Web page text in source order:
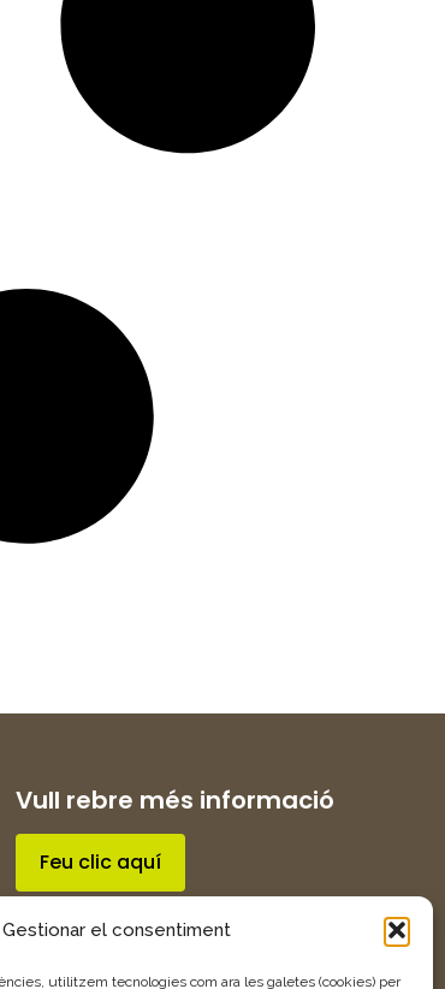
Gestionar el consentiment
utilitzem tecnologies com ara les galetes (cookies) per
Vull rebre més informació
Feu clic aquí